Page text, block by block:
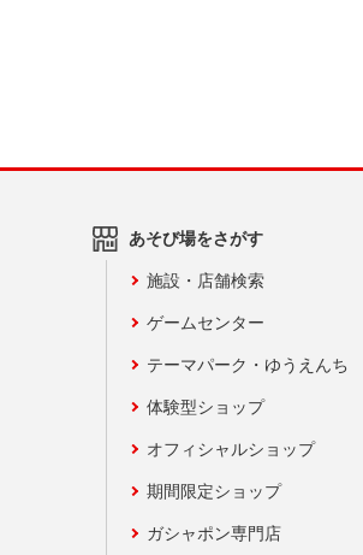
あそび場をさがす
施設・店舗検索
ゲームセンター
テーマパーク・ゆうえんち
体験型ショップ
オフィシャルショップ
期間限定ショップ
ガシャポン専門店